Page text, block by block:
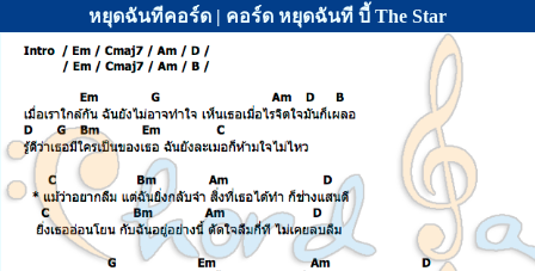
หยุดฉันทีคอร์ด | คอร์ด หยุดฉันที บี้ The Star